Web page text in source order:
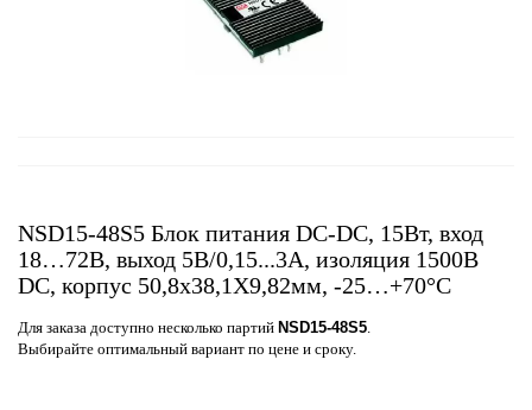
NSD15-48S5 Блок питания DC-DC, 15Вт, вход
18…72В, выход 5В/0,15...3А, изоляция 1500В
DC, корпус 50,8х38,1Х9,82мм, -25…+70°С
Для заказа доступно несколько партий NSD15-48S5
Выбирайте оптимальный вариант по цене и сроку.